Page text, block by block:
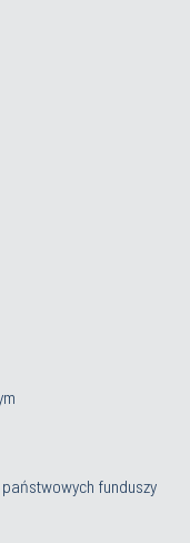
funduszy